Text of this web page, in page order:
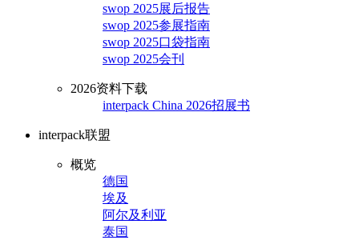
swop 2025展后报告
swop 2025参展指南
swop 2025口袋指南
swop 2025会刊
2026资料下载
interpack China 2026招展书
interpack联盟
概览
德国
埃及
阿尔及利亚
泰国